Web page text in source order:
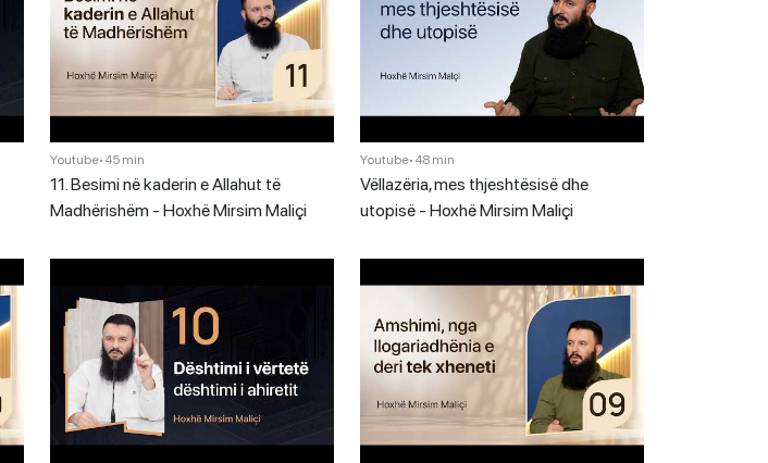
Youtube• 45 min
11. Besimi në kaderin e Allahut të
Madhërishëm - Hoxhë Mirsim Maliçi
Youtube• 48 min
Vëllazëria, mes thjeshtësisë dhe
utopisë - Hoxhë Mirsim Maliçi